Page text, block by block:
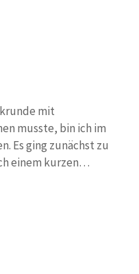
mit
musste, bin ich im
Es ging zunächst zu
einem kurzen…